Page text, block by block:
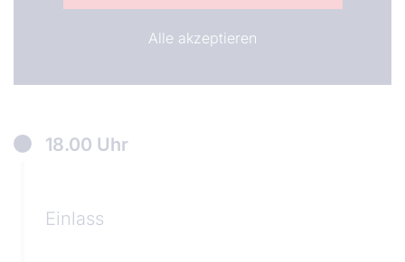
Alle akzeptieren
18.00 Uhr
Einlass